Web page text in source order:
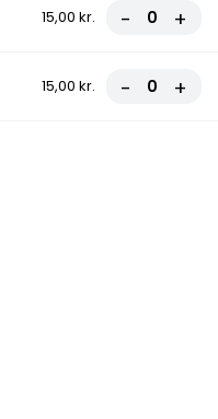
15,00 kr. - +
15,00 kr. - +